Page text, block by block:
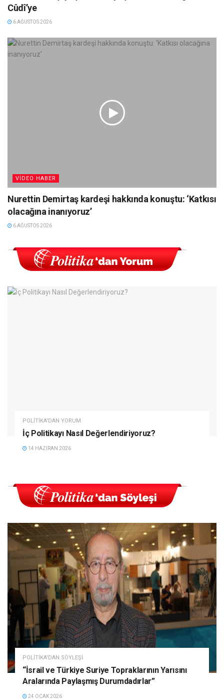
Cûdî’ye
6 AĞUSTOS 2026
VIDEO HABER
Nurettin Demirtaş kardeşi hakkında konuştu: ‘Katkısı
olacağına inanıyoruz’
6 AĞUSTOS 2026
POLITIKA'DAN YORUM
İç Politikayı Nasıl Değerlendiriyoruz?
14 HAZIRAN 2026
POLITIKA'DAN SÖYLEŞI
“İsrail ve Türkiye Suriye Topraklarının Yarısını
Aralarında Paylaşmış Durumdadırlar”
24 OCAK 2026